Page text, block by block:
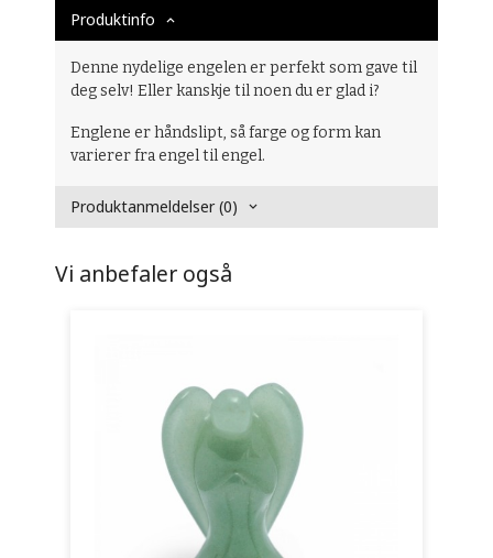
Produktinfo
Denne nydelige engelen er perfekt som gave til
deg selv! Eller kanskje til noen du er glad i?
Englene er håndslipt, så farge og form kan
varierer fra engel til engel.
Produktanmeldelser (0)
Vi anbefaler også